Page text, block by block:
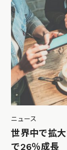
ニュース
世界中で拡
で26％成長